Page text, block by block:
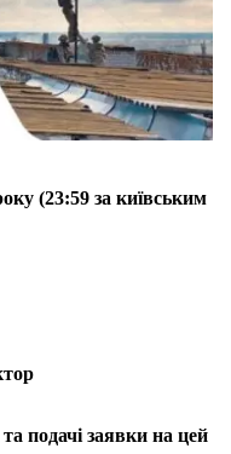
(23:59 за київським
подачі заявки на цей